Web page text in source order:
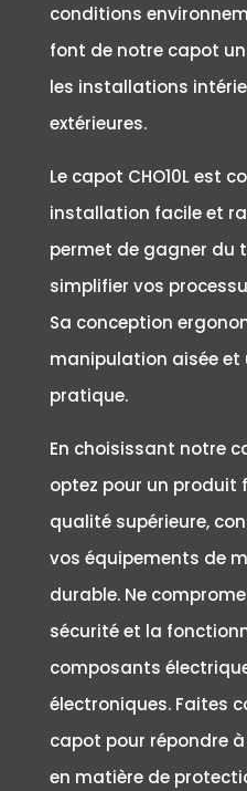
conditions
font de notre capot
les installations
extérieures.
Le capot CHO10L est
installation facile et
permet de gagner du
simplifier vos
Sa conception
manipulation aisée et
pratique.
En choisissant notre
optez pour un produit
qualité supérieure,
vos équipements de
durable. Ne
sécurité et la
composants
électroniques. Faites
capot pour répondre
en matière de